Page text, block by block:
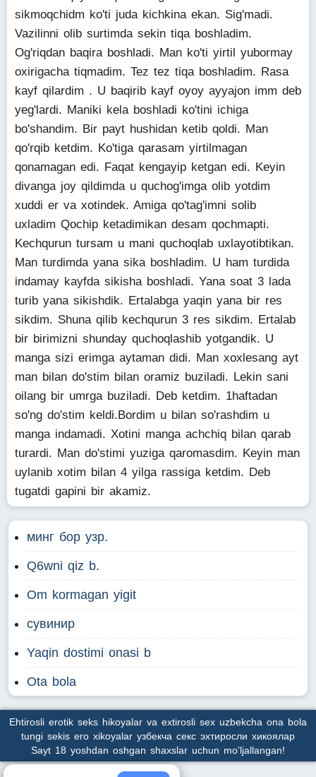
sikmoqchidm ko'ti juda kichkina ekan. Sig'madi.
Vazilinni olib surtimda sekin tiqa boshladim.
Og'riqdan baqira boshladi. Man ko'ti yirtil yubormay
oxirigacha tiqmadim. Tez tez tiqa boshladim. Rasa
kayf qilardim . U baqirib kayf oyoy ayyajon imm deb
yeg'lardi. Maniki kela boshladi ko'tini ichiga
bo'shandim. Bir payt hushidan ketib qoldi. Man
qo'rqib ketdim. Ko'tiga qarasam yirtilmagan
qonamagan edi. Faqat kengayip ketgan edi. Keyin
divanga joy qildimda u quchog'imga olib yotdim
xuddi er va xotindek. Amiga qo'tag'imni solib
uxladim Qochip ketadimikan desam qochmapti.
Kechqurun tursam u mani quchoqlab uxlayotibtikan.
Man turdimda yana sika boshladim. U ham turdida
indamay kayfda sikisha boshladi. Yana soat 3 lada
turib yana sikishdik. Ertalabga yaqin yana bir res
sikdim. Shuna qilib kechqurun 3 res sikdim. Ertalab
bir birimizni shunday quchoqlashib yotgandik. U
manga sizi erimga aytaman didi. Man xoxlesang ayt
man bilan do'stim bilan oramiz buziladi. Lekin sani
oilang bir umrga buziladi. Deb ketdim. 1haftadan
so'ng do'stim keldi.Bordim u bilan so'rashdim u
manga indamadi. Xotini manga achchiq bilan qarab
turardi. Man do'stimi yuziga qaromasdim. Keyin man
uylanib xotim bilan 4 yilga rassiga ketdim. Deb
tugatdi gapini bir akamiz.
минг бор узр.
Q6wni qiz b.
Om kormagan yigit
сувинир
Yaqin dostimi onasi b
Ota bola
Ehtirosli erotik seks hikoyalar va extirosli sex uzbekcha ona bola
tungi sekis ero xikoyalar узбекча секс эхтиросли хикоялар
Sayt 18 yoshdan oshgan shaxslar uchun mo'ljallangan!